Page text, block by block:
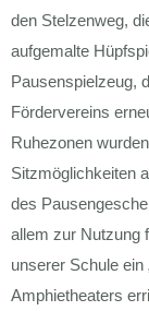
den Stelzenweg,
aufgemalte
Pausenspielzeug,
Fördervereins
Ruhezonen
Sitzmöglichkeiten
des
allem zur Nutzung
unserer Schule ein
Amphietheaters